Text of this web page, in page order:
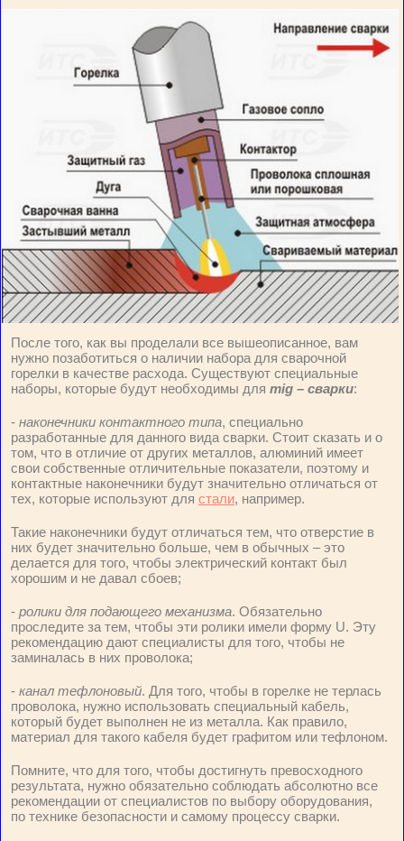
После того, как вы проделали все вышеописанное, вам
нужно позаботиться о наличии набора для сварочной
горелки в качестве расхода. Существуют специальные
наборы, которые будут необходимы для mig – сварки:
- наконечники контактного типа, специально
разработанные для данного вида сварки. Стоит сказать и о
том, что в отличие от других металлов, алюминий имеет
свои собственные отличительные показатели, поэтому и
контактные наконечники будут значительно отличаться от
тех, которые используют для стали, например.
Такие наконечники будут отличаться тем, что отверстие в
них будет значительно больше, чем в обычных – это
делается для того, чтобы электрический контакт был
хорошим и не давал сбоев;
- ролики для подающего механизма. Обязательно
проследите за тем, чтобы эти ролики имели форму U. Эту
рекомендацию дают специалисты для того, чтобы не
заминалась в них проволока;
- канал тефлоновый. Для того, чтобы в горелке не терлась
проволока, нужно использовать специальный кабель,
который будет выполнен не из металла. Как правило,
материал для такого кабеля будет графитом или тефлоном.
Помните, что для того, чтобы достигнуть превосходного
результата, нужно обязательно соблюдать абсолютно все
рекомендации от специалистов по выбору оборудования,
по технике безопасности и самому процессу сварки.